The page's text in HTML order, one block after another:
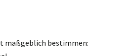
maßgeblich bestimmen: